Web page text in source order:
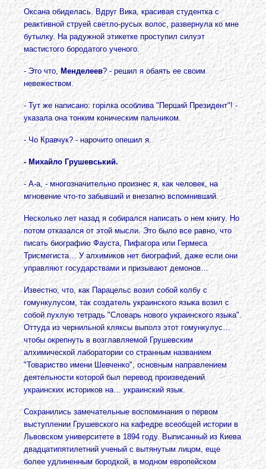
Оксана обиделась. Вдруг Вика, красивая студентка с
реактивной струей светло-русых волос, развернула ко мне
бутылку. На радужной этикетке проступил силуэт
мастистого бородатого ученого.
- Это что, Менделеев? - решил я обаять ее своим
невежеством.
- Тут же написано: горiлка особлива "Перший Президент"! -
указала она тонким коническим пальчиком.
- Чо Кравчук? - нарочито опешил я.
- Михайло Грушевський.
- А-а, - многозначительно произнес я, как человек, на
мгновение что-то забывший и внезапно вспомнивший.
Несколько лет назад я собирался написать о нем книгу. Но
потом отказался от этой мысли. Это было все равно, что
писать биографию Фауста, Пифагора или Гермеса
Трисмегиста… У алхимиков нет биографий, даже если они
управляют государствами и призывают демонов…
Известно, что, как Парацельс возил собой колбу с
гомункулусом, так создатель украинского языка возил с
собой пухлую тетрадь "Словарь нового украинского языка".
Оттуда из чернильной кляксы выполз этот гомункулус…
чтобы окрепнуть в возглавляемой Грушевским
алхимической лаборатории со странным названием
"Товариство имени Шевченко", основным направлением
деятельности которой был перевод произведений
украинских историков на… украинский язык.
Сохранились замечательные воспоминания о первом
выступлении Грушевского на кафедре всеобщей истории в
Львовском университете в 1894 году. Выписанный из Киева
двадцатипятилетний ученый с вытянутым лицом, еще
более удлиненным бородкой, в модном европейском